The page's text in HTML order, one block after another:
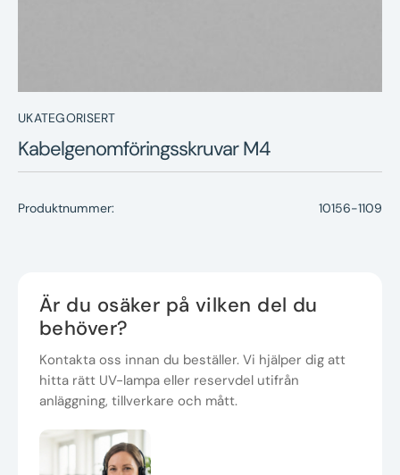
UKATEGORISERT
Kabelgenomföringsskruvar M4
Produktnummer: 10156-1109
Är du osäker på vilken del du
behöver?
Kontakta oss innan du beställer. Vi hjälper dig att
hitta rätt UV-lampa eller reservdel utifrån
anläggning, tillverkare och mått.